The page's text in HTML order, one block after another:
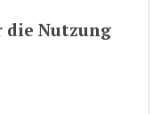
Nutzung